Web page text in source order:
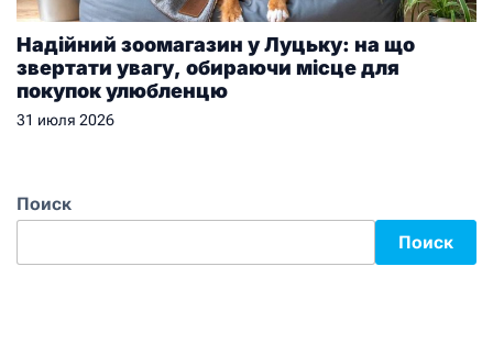
Надійний зоомагазин у Луцьку: на що
звертати увагу, обираючи місце для
покупок улюбленцю
31 июля 2026
Поиск
Поиск